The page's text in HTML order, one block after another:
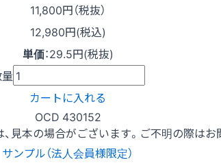
11,800円（税抜）
12,980円(税込)
単価：29.5円(税抜)
カートに入れる
OCD 430152
見本の場合がございます。ご不明の際はお
サンプル（法人会員様限定）